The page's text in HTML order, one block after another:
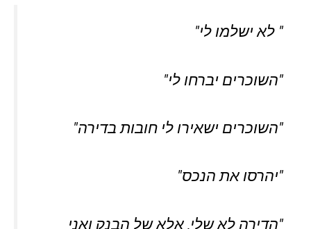
" לא ישלמו לי"
"השוכרים יברחו לי"
"השוכרים ישאירו לי חובות בדירה"
"יהרסו את הנכס"
"הדירה לא שלי, אלא של הבנק ואני